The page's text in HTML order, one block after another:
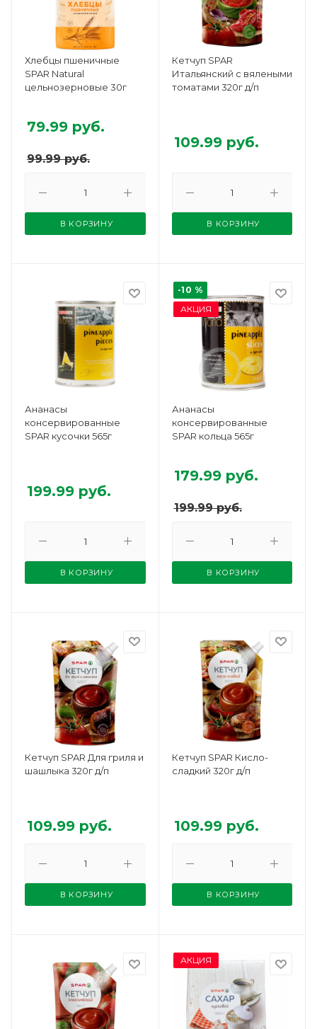
Хлебцы пшеничные
SPAR Natural
цельнозерновые 30г
99.99руб.
79.99 руб.
В КОРЗИНУ
Кетчуп SPAR
Итальянский с вялеными
томатами 320г д/п
109.99руб.
В КОРЗИНУ
Ананасы
консервированные
SPAR кусочки 565г
199.99 руб.
В КОРЗИНУ
-10 %
АКЦИЯ
Ананасы
консервированные
SPAR кольца 565г
199.99руб.
179.99руб.
В КОРЗИНУ
Кетчуп SPAR Для гриля и
шашлыка 320г д/п
109.99 руб.
В КОРЗИНУ
Кетчуп SPAR Кисло-
сладкий 320г д/п
109.99руб.
В КОРЗИНУ
АКЦИЯ